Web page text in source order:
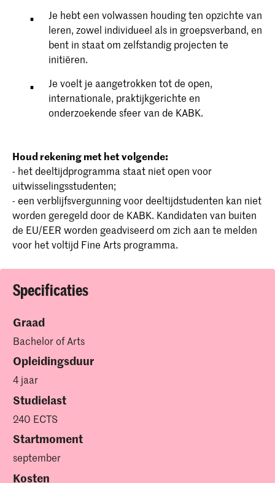
Je hebt een volwassen houding ten opzichte van
leren, zowel individueel als in groepsverband, en
bent in staat om zelfstandig projecten te
initiëren.
Je voelt je aangetrokken tot de open,
internationale, praktijkgerichte en
onderzoekende sfeer van de KABK.
Houd rekening met het volgende:
- het deeltijdprogramma staat niet open voor
uitwisselingsstudenten;
- een verblijfsvergunning voor deeltijdstudenten kan niet
worden geregeld door de KABK. Kandidaten van buiten
de EU/EER worden geadviseerd om zich aan te melden
voor het voltijd Fine Arts programma.
Specificaties
Graad
Bachelor of Arts
Opleidingsduur
4 jaar
Studielast
240 ECTS
Startmoment
september
Kosten